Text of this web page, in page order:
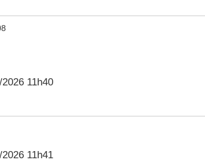
11h40
11h41